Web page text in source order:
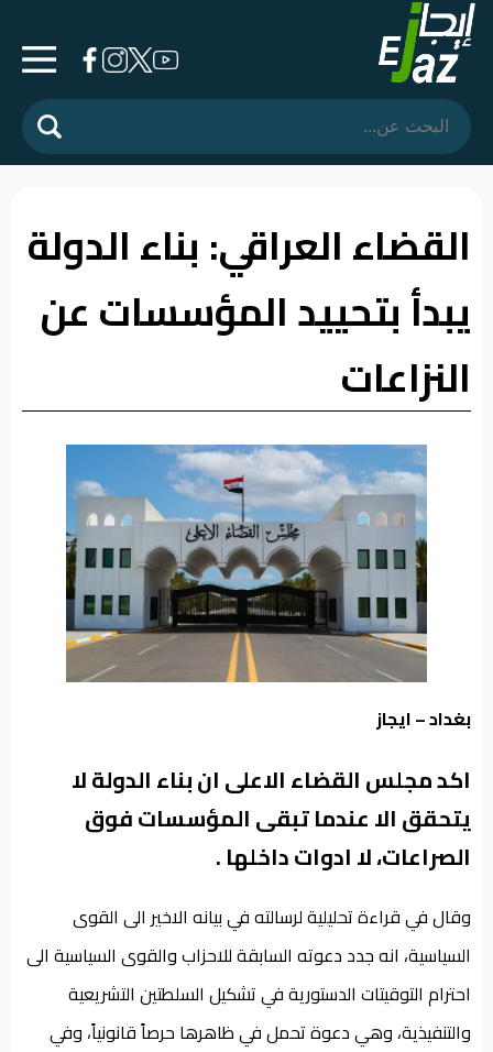
الرئيسية
المشهد
فرشة
الأسواق
وموقف
الفيديوهات
القضاء العراقي: بناء الدولة
يبدأ بتحييد المؤسسات عن
النزاعات
بغداد – ايجاز
اكد مجلس القضاء الاعلى ان بناء الدولة لا
يتحقق الا عندما تبقى المؤسسات فوق
الصراعات، لا ادوات داخلها .
وقال في قراءة تحليلية لرسالته في بيانه الاخير الى القوى
السياسية، انه جدد دعوته السابقة للاحزاب والقوى السياسية الى
احترام التوقيتات الدستورية في تشكيل السلطتين التشريعية
والتنفيذية، وهي دعوة تحمل في ظاهرها حرصاً قانونياً، وفي